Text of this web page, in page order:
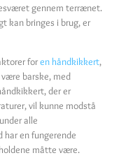
gennem terrænet.
kan bringes i brug, er
foren håndkikkert,
barske, med
der er
vil kunne modstå
alle
en fungerende
måtte være.